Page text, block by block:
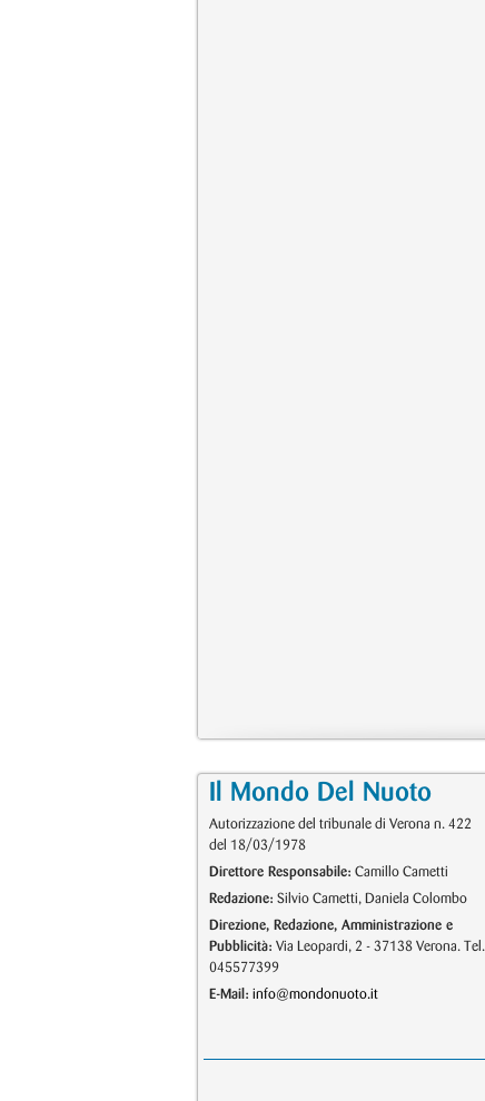
Il Mondo Del Nuoto
Autorizzazione del tribunale di Verona n. 422
del 18/03/1978
Direttore Responsabile: Camillo Cametti
Redazione: Silvio Cametti, Daniela Colombo
Direzione, Redazione, Amministrazione e
Pubblicità: Via Leopardi, 2 - 37138 Verona. Tel.
045577399
E-Mail: info@mondonuoto.it